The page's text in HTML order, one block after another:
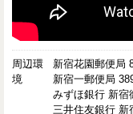
周辺環
境
新宿花園郵便局
新宿一郵便局
みずほ銀行 新宿
三井住友銀行 新